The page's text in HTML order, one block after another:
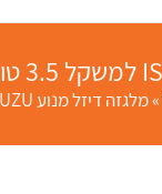
»מלגזה דיזל מנוע ISUZU למשקל 3.5 טון